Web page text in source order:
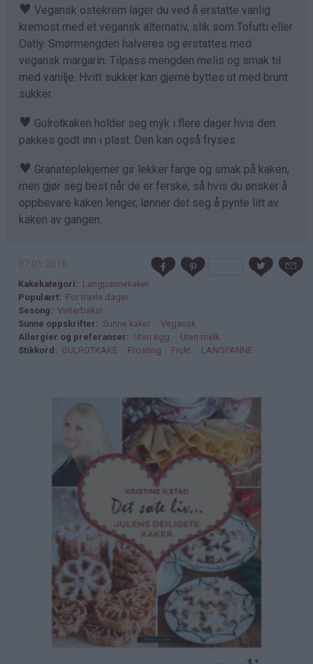
♥ Vegansk ostekrem lager du ved å erstatte vanlig
kremost med et vegansk alternativ, slik som Tofutti eller
Oatly. Smørmengden halveres og erstattes med
vegansk margarin. Tilpass mengden melis og smak til
med vanilje. Hvitt sukker kan gjerne byttes ut med brunt
sukker.
♥ Gulrotkaken holder seg myk i flere dager hvis den
pakkes godt inn i plast. Den kan også fryses.
♥ Granateplekjerner gir lekker farge og smak på kaken,
men gjør seg best når de er ferske, så hvis du ønsker å
oppbevare kaken lenger, lønner det seg å pynte litt av
kaken av gangen.
Kakekategori
Langpannekaker
Populært
For travle dager
Sesong
Vinterbakst
Sunne oppskrifter
Sunne kaker
Vegansk
Allergier og preferanser
Uten egg
Uten melk
Stikkord
GULROTKAKE Frosting Frukt LANGPANNE